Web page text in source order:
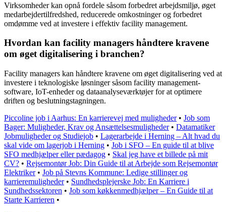
Virksomheder kan opnå fordele såsom forbedret arbejdsmiljø, øget
medarbejdertilfredshed, reducerede omkostninger og forbedret
omdømme ved at investere i effektiv facility management.
Hvordan kan facility managers håndtere kravene
om øget digitalisering i branchen?
Facility managers kan håndtere kravene om øget digitalisering ved at
investere i teknologiske løsninger såsom facility management-
software, IoT-enheder og dataanalyseværktøjer for at optimere
driften og beslutningstagningen.
Piccoline job i Aarhus: En karrierevej med muligheder• Job som
Bager: Muligheder, Krav og Ansættelsesmuligheder• Datamatiker
Jobmuligheder og Studiejob • Lagerarbejde i Herning – Alt hvad du
skal vide om lagerjob i Herning • Job i SFO – En guide til at blive
SFO medhjælper eller pædagog • Skal jeg have et billede på mit
CV? • Rejsemontør Job: Din Guide til at Arbejde som Rejsemontør
Elektriker• Job på Stevns Kommune: Ledige stillinger og
karrieremuligheder• Sundhedsplejerske Job: En Karriere i
Sundhedssektoren • Job som køkkenmedhjælper – En Guide til at
Starte Karrieren •